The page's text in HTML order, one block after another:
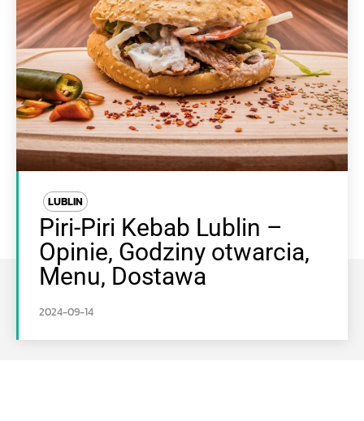
LUBLIN
Piri-Piri Kebab Lublin –
Opinie, Godziny otwarcia,
Menu, Dostawa
2024-09-14